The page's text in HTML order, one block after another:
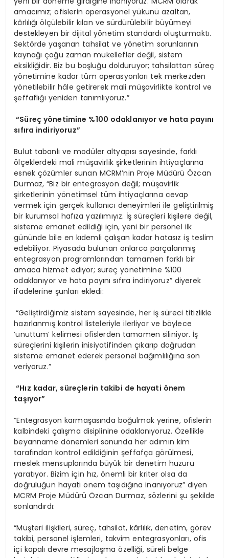
amacımız; ofislerin operasyonel yükünü azaltan,
kârlılığı ölçülebilir kılan ve sürdürülebilir büyümeyi
destekleyen bir dijital yönetim standardı oluşturmaktı.
Sektörde yaşanan tahsilat ve yönetim sorunlarının
kaynağı çoğu zaman mükellefler değil, sistem
eksikliğidir. Biz bu boşluğu dolduruyor; tahsilattan süreç
yönetimine kadar tüm operasyonları tek merkezden
yönetilebilir hâle getirerek mali müşavirlikte kontrol ve
şeffaflığı yeniden tanımlıyoruz.”
“Surec yonetimine %100 odaklanıyor ve hata payını
sıfıra indiriyoruz”
Bulut tabanlı ve modüler altyapısı sayesinde, farklı
ölçeklerdeki mali müşavirlik şirketlerinin ihtiyaçlarına
esnek çözümler sunan MCRM’nin Proje Müdürü Özcan
Durmaz, “Biz bir entegrasyon değil; müşavirlik
şirketlerinin yönetimsel tüm ihtiyaçlarına cevap
vermek için gerçek kullanıcı deneyimleri ile geliştirilmiş
bir kurumsal hafıza yazılımıyız. İş süreçleri kişilere değil,
sisteme emanet edildiği için, yeni bir personel ilk
gününde bile en kıdemli çalışan kadar hatasız iş teslim
edebiliyor. Piyasada bulunan onlarca parçalanmış
entegrasyon programlarından tamamen farklı bir
amaca hizmet ediyor; süreç yönetimine %100
odaklanıyor ve hata payını sıfıra indiriyoruz” diyerek
ifadelerine şunları ekledi:
“Geliştirdiğimiz sistem sayesinde, her iş süreci titizlikle
hazırlanmış kontrol listeleriyle ilerliyor ve böylece
‘unuttum’ kelimesi ofislerden tamamen siliniyor. İş
süreçlerini kişilerin inisiyatifinden çıkarıp doğrudan
sisteme emanet ederek personel bağımlılığına son
veriyoruz.”
“Hız kadar, süreçlerin takibi de hayati önem
taşıyor”
“Entegrasyon karmaşasında boğulmak yerine, ofislerin
kalbindeki çalışma disiplinine odaklanıyoruz. Özellikle
beyanname dönemleri sonunda her adımın kim
tarafından kontrol edildiğinin şeffafça görülmesi,
meslek mensuplarında büyük bir denetim huzuru
yaratıyor. Bizim için hız, önemli bir kriter olsa da
doğruluğun hayati önem taşıdığına inanıyoruz” diyen
MCRM Proje Müdürü Özcan Durmaz, sözlerini şu şekilde
sonlandırdı:
“Müşteri ilişkileri, süreç, tahsilat, kârlılık, denetim, görev
takibi, personel işlemleri, takvim entegrasyonları, ofis
içi kapalı devre mesajlaşma özelliği, süreli belge